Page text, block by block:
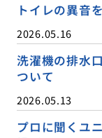
トイレの異音
2026.05.16
洗濯機の排水
ついて
2026.05.13
プロに聞くユ